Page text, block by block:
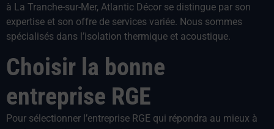
à La Tranche-sur-Mer, Atlantic Décor se distingue par son
expertise et son offre de services variée. Nous sommes
spécialisés dans l’isolation thermique et acoustique.
Choisir la bonne
entreprise RGE
Pour sélectionner l’entreprise RGE qui répondra au mieux à